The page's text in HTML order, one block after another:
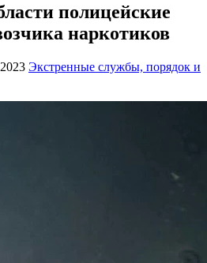
полицейские
наркотиков
Экстренные службы, порядок и